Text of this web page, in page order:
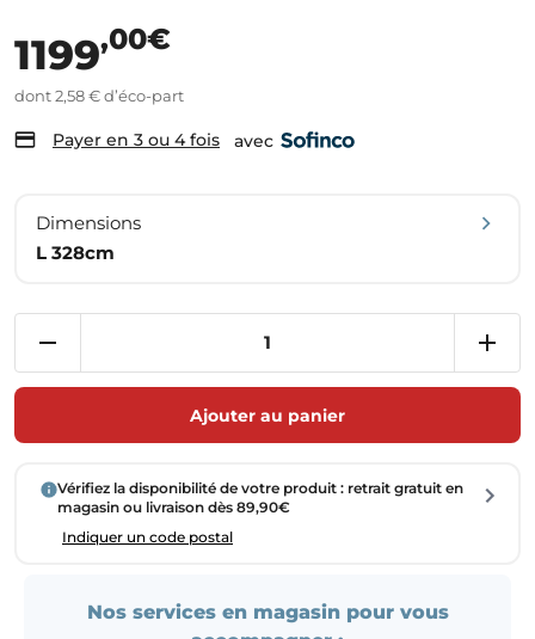
1199,00€
dont 2,58 € d’éco-part
Payer en 3 ou 4 fois avec
Dimensions
L 328cm
Ajouter au panier
Vérifiez la disponibilité de votre produit : retrait gratuit en
magasin ou livraison dès 89,90€
Indiquer un code postal
Nos services en magasin pour vous